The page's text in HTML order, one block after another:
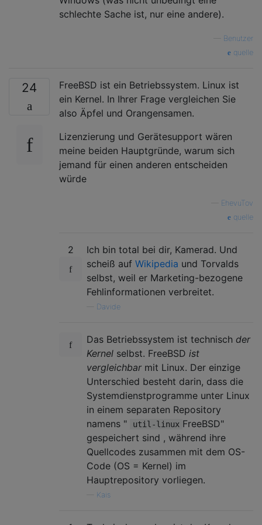
schlechte Sache ist, nur eine andere).
Benutzer
quelle
24
FreeBSD ist ein Betriebssystem. Linux ist
ein Kernel. In Ihrer Frage vergleichen Sie
also Äpfel und Orangensamen.
Lizenzierung und Gerätesupport wären
meine beiden Hauptgründe, warum sich
jemand für einen anderen entscheiden
würde
EhevuTov
quelle
2
Ich bin total bei dir, Kamerad. Und
scheiß auf Wikipedia und Torvalds
selbst, weil er Marketing-bezogene
Fehlinformationen verbreitet.
Davide
Das Betriebssystem ist technisch der
Kernel selbst. FreeBSD ist
vergleichbar mit Linux. Der einzige
Unterschied besteht darin, dass die
Systemdienstprogramme unter Linux
in einem separaten Repository
namens "
util-linux FreeBSD"
gespeichert sind , während ihre
Quellcodes zusammen mit dem OS-
Code (OS = Kernel) im
Hauptrepository vorliegen.
Kais